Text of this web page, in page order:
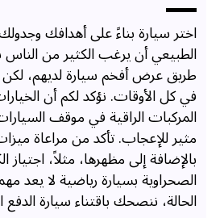
اختر سيارة بناءً على أهدافك
الطبيعي أن يرغب الكثير من الناس
طريق عرض أفخم سيارة لديهم، لكن
في كل الأوقات. نؤكد لكم أن
المركبات الراقية في موقف
مثير للإعجاب. تأكد من مراعاة
بالإضافة إلى مظهرها، مثلاً، اجتياز
الصحراوية بسيارة رياضية لا يعد
الحالة، ننصحك باقتناء سيارة الدفع